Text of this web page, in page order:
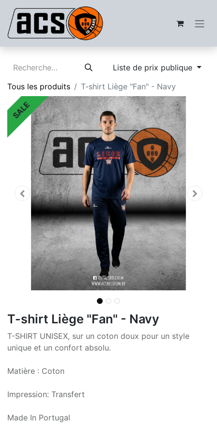
Liste de prix publique
Tous les produits
T-shirt Liège "Fan" - Navy
SALE
T-shirt Liège "Fan" - Navy
T-SHIRT UNISEX, sur un coton doux pour un style
unique et un confort absolu.
Matière : Coton
Impression: Transfert
Made In Portugal